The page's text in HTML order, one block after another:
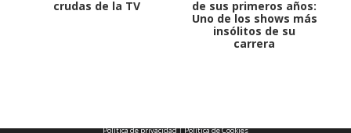
crudas de la TV
de sus primeros años:
Uno de los shows más
insólitos de su
carrera
Política de privacidad|Política de Cookies